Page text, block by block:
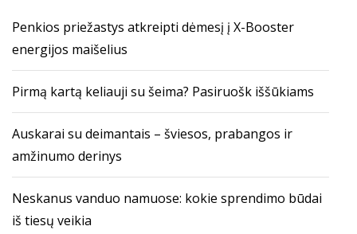
Penkios priežastys atkreipti dėmesį į X-Booster
energijos maišelius
Pirmą kartą keliauji su šeima? Pasiruošk iššūkiams
Auskarai su deimantais – šviesos, prabangos ir
amžinumo derinys
Neskanus vanduo namuose: kokie sprendimo būdai
iš tiesų veikia